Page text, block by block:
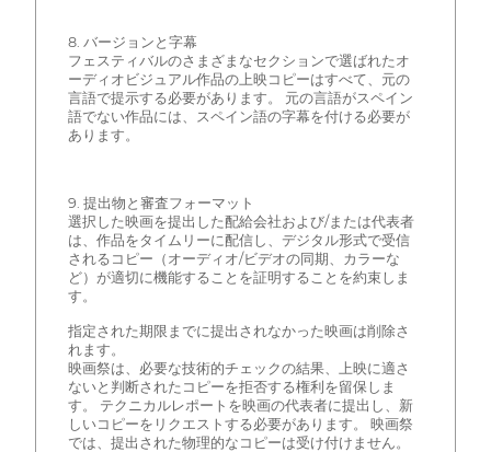
8. バージョンと字幕
フェスティバルのさまざまなセクションで選ばれたオ
ーディオビジュアル作品の上映コピーはすべて、元の
言語で提示する必要があります。 元の言語がスペイン
語でない作品には、スペイン語の字幕を付ける必要が
あります。
9. 提出物と審査フォーマット
選択した映画を提出した配給会社および/または代表者
は、作品をタイムリーに配信し、デジタル形式で受信
されるコピー（オーディオ/ビデオの同期、カラーな
ど）が適切に機能することを証明することを約束しま
す。
指定された期限までに提出されなかった映画は削除さ
れます。
映画祭は、必要な技術的チェックの結果、上映に適さ
ないと判断されたコピーを拒否する権利を留保しま
す。 テクニカルレポートを映画の代表者に提出し、新
しいコピーをリクエストする必要があります。 映画祭
では、提出された物理的なコピーは受け付けません。